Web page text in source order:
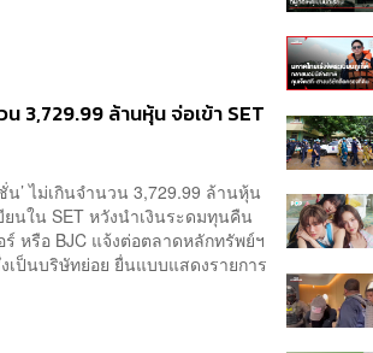
น 3,729.99 ล้านหุ้น จ่อเข้า SET
น’ ไม่เกินจำนวน 3,729.99 ล้านหุ้น
นใน SET หวังนำเงินระดมทุนคืน
หรือ BJC แจ้งต่อตลาดหลักทรัพย์ฯ
เป็นบริษัทย่อย ยื่นแบบแสดงรายการ